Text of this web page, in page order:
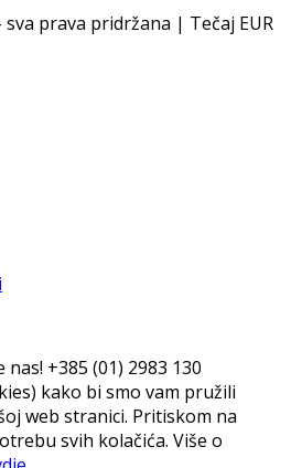
prava pridržana | Tečaj EUR
nas! +385 (01) 2983 130
kako bi smo vam pružili
web stranici. Pritiskom na
svih kolačića. Više o